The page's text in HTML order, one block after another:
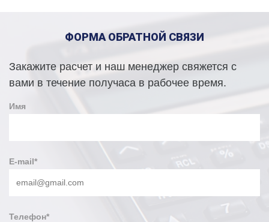
ФОРМА ОБРАТНОЙ СВЯЗИ
Закажите расчет и наш менеджер свяжется с
вами в течение получаса в рабочее время.
Имя
E-mail*
Телефон*